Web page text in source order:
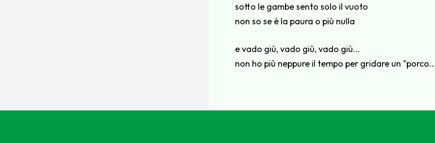
sotto le gambe sento solo il vuoto
non so se è la paura o più nulla
e vado giù, vado giù, vado giù...
non ho più neppure il tempo per gridare un